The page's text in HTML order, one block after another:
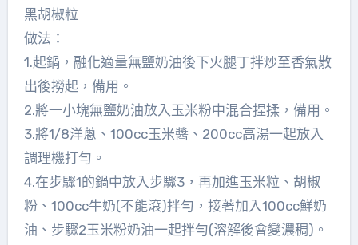
黑胡椒粒
做法：
1.起鍋，融化適量無鹽奶油後下火腿丁拌炒至香氣散
出後撈起，備用。
2.將一小塊無鹽奶油放入玉米粉中混合捏揉，備用。
3.將1/8洋蔥、100cc玉米醬、200cc高湯一起放入
調理機打勻。
4.在步驟1的鍋中放入步驟3，再加進玉米粒、胡椒
粉、100cc牛奶(不能滾)拌勻，接著加入100cc鮮奶
油、步驟2玉米粉奶油一起拌勻(溶解後會變濃稠)。